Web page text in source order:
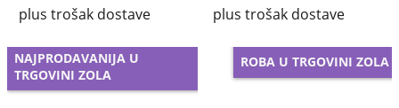
plus trošak dostave plus trošak dostave
NAJPRODAVANIJA U
TRGOVINI ZOLA
ROBA U TRGOVINI ZOLA